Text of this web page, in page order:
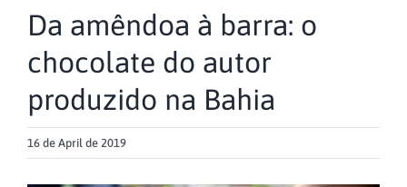
Da amêndoa à barra: o
chocolate do autor
produzido na Bahia
16 de April de 2019